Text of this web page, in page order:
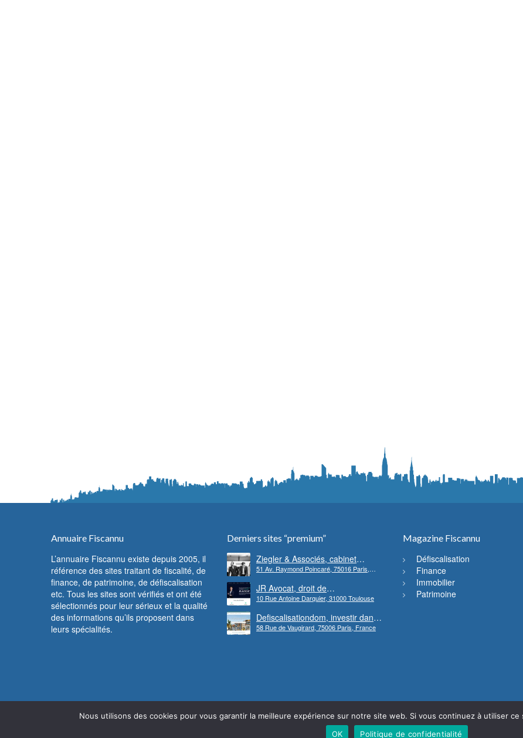
Annuaire Fiscannu
L’annuaire Fiscannu existe depuis 2005, il
référence des sites traitant de fiscalité, de
finance, de patrimoine, de défiscalisation
etc. Tous les sites sont vérifiés et ont été
sélectionnés pour leur sérieux et la qualité
des informations qu’ils proposent dans
leurs spécialités.
Derniers sites “premium”
Ziegler & Associés, cabinet
d’avocats en droit bancaire,
cryptomonnaie et escroqueries
financières
51 Av. Raymond Poincaré, 75016 Paris,
JR Avocat, droit de
l’environnement et de l’urbanisme
10 Rue Antoine Darquier, 31000 Toulouse
Defiscalisationdom, investir dans
l’immobilier neuf Outre-mer
58 Rue de Vaugirard, 75006 Paris, France
Magazine Fiscannu
Défiscalisation
Finance
Immobilier
Patrimoine
Nous utilisons des cookies pour vous garantir la meilleure expérience sur notre site web. Si vous continuez à utiliser
OK
Politique de confidentialité